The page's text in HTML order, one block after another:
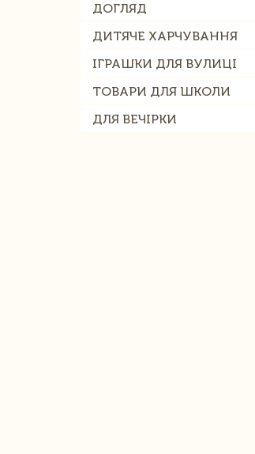
ДОГЛЯД
ДИТЯЧЕ ХАРЧУВАННЯ
ІГРАШКИ ДЛЯ ВУЛИЦІ
ТОВАРИ ДЛЯ ШКОЛИ
ДЛЯ ВЕЧІРКИ